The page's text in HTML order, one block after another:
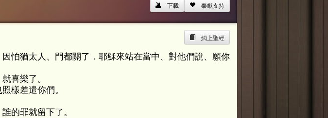
15s
15s奉獻支持
下載
網上聖經
怕猶太人、門都關了．耶穌來站在當中、對他們說、願你
喜樂了。
樣差遣你們。
的罪就留下了。